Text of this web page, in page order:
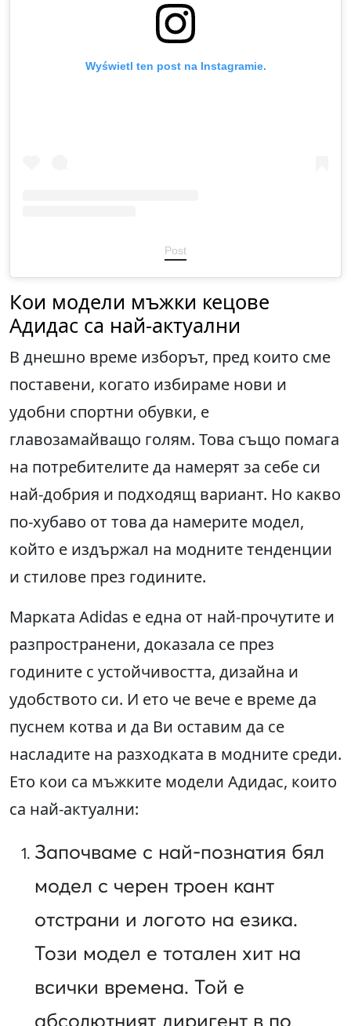
Wyświetl ten post na Instagramie.
Post
Кои модели мъжки кецове
Адидас са най-актуални
В днешно време изборът, пред които сме
поставени, когато избираме нови и
удобни спортни обувки, е
главозамайващо голям. Това също помага
на потребителите да намерят за себе си
най-добрия и подходящ вариант. Но какво
по-хубаво от това да намерите модел,
който е издържал на модните тенденции
и стилове през годините.
Марката Adidas е една от най-прочутите и
разпространени, доказала се през
годините с устойчивостта, дизайна и
удобството си. И ето че вече е време да
пуснем котва и да Ви оставим да се
насладите на разходката в модните среди.
Ето кои са мъжките модели Адидас, които
са най-актуални:
Започваме с най-познатия бял
модел с черен троен кант
отстрани и логото на езика.
Този модел е тотален хит на
всички времена. Той е
абсолютният диригент в по